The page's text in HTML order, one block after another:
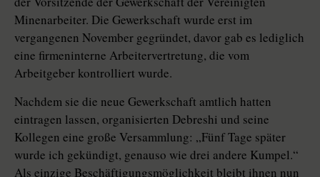
Minenarbeiter. Die Gewerkschaft wurde erst im
vergangenen November gegründet, davor gab es lediglich
eine firmeninterne Arbeitervertretung, die vom
Arbeitgeber kontrolliert wurde.
Nachdem sie die neue Gewerkschaft amtlich hatten
eintragen lassen, organisierten Debreshi und seine
Kollegen eine große Versammlung: „Fünf Tage später
wurde ich gekündigt, genauso wie drei andere Kumpel.“
Als einzige Beschäftigungsmöglichkeit bleibt ihnen nun